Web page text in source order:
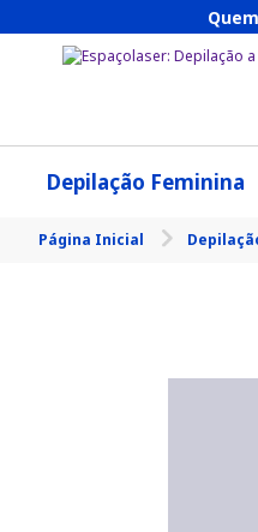
Depilação Feminina
Página Inicial